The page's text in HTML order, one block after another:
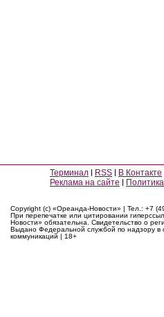
Терминал RSS В Контакте
Реклама на сайте
Copyright (c) «Ореанда-Новости» | Тел.: +7
При перепечатке или цитировании
Новости» обязательна. Свидетельство о
Выдано Федеральной службой по надзору
коммуникаций | 18+